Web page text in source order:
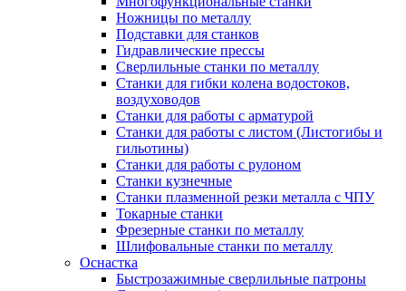
Ножницы по металлу
Подставки для станков
Гидравлические прессы
Сверлильные станки по металлу
Станки для гибки колена водостоков,
воздуховодов
Станки для работы с арматурой
Станки для работы с листом (Листогибы и
гильотины)
Станки для работы с рулоном
Станки кузнечные
Станки плазменной резки металла с ЧПУ
Токарные станки
Фрезерные станки по металлу
Шлифовальные станки по металлу
Оснастка
Быстрозажимные сверлильные патроны